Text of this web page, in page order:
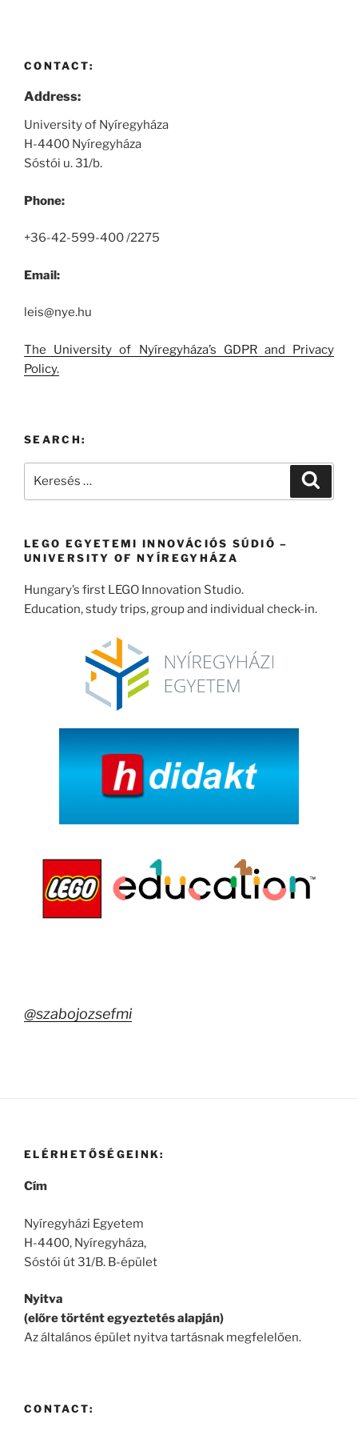
CONTACT:
Address:
University of Nyíregyháza
H-4400 Nyíregyháza
Sóstói u. 31/b.
Phone:
+36-42-599-400 /2275
Email:
leis@nye.hu
The University of Nyíregyháza’s GDPR and Privacy
Policy.
SEARCH:
LEGO EGYETEMI INNOVÁCIÓS SÚDIÓ –
UNIVERSITY OF NYÍREGYHÁZA
Hungary’s first LEGO Innovation Studio.
Education, study trips, group and individual check-in.
@szabojozsefmi
ELÉRHETŐSÉGEINK:
Cím
Nyíregyházi Egyetem
H-4400, Nyíregyháza,
Sóstói út 31/B. B-épület
Nyitva
(előre történt egyeztetés alapján)
Az általános épület nyitva tartásnak megfelelően.
CONTACT: